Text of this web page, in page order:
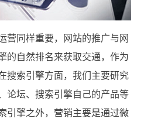
同样重要，网站的推广与网
的自然排名来获取交通，作为
搜索引擎方面，我们主要研究
论坛、搜索引擎自己的产品等
引擎之外，营销主要是通过微